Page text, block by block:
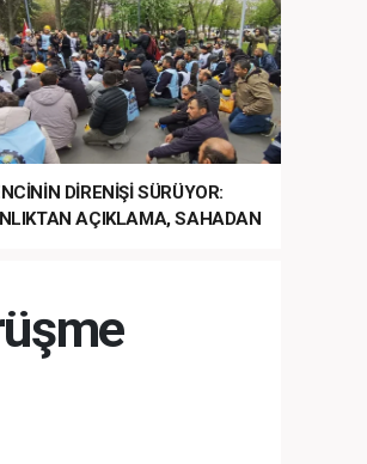
DİRENİŞİ SÜRÜYOR:
AÇIKLAMA, SAHADAN